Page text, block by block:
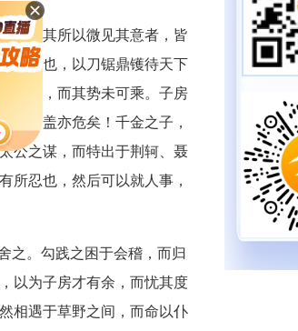
。观其所以微见其意者，皆
方盛也，以刀锯鼎镬待天下
可犯，而其势未可乘。子房
发，盖亦危矣！千金之子，
公之谋，而特出于荆轲、聂
所忍也，然后可以就人事，
。勾践之困于会稽，而归
以为子房才有余，而忧其度
相遇于草野之间，而命以仆